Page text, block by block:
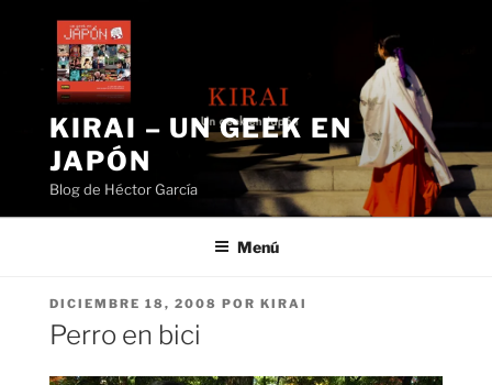
contenido
KIRAI – UN GEEK EN
JAPÓN
Blog de Héctor García
Menú
PUBLICADO
EL
DICIEMBRE 18, 2008 POR KIRAI
Perro en bici